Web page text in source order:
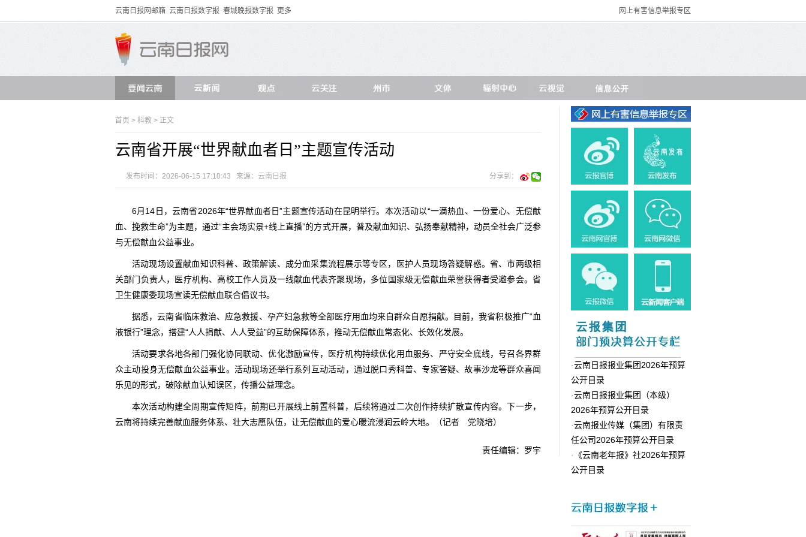
云南日报网邮箱 云南日报数字报 春城晚报数字报 更多 网上有害信息举报专区
首页 > 科教 > 正文
云南省开展“世界献血者日”主题宣传活动
发布时间：2026-06-15 17:10:43 来源： 云南日报 分享到：
6月14日，云南省2026年“世界献血者日”主题宣传活动在昆明举行。本次活动以“一滴热血、一份爱心、无偿献
血、挽救生命”为主题，通过“主会场实景+线上直播”的方式开展，普及献血知识、弘扬奉献精神，动员全社会广泛参
与无偿献血公益事业。
活动现场设置献血知识科普、政策解读、成分血采集流程展示等专区，医护人员现场答疑解惑。省、市两级相
关部门负责人，医疗机构、高校工作人员及一线献血代表齐聚现场，多位国家级无偿献血荣誉获得者受邀参会。省
卫生健康委现场宣读无偿献血联合倡议书。
据悉，云南省临床救治、应急救援、孕产妇急救等全部医疗用血均来自群众自愿捐献。目前，我省积极推广“血
液银行”理念，搭建“人人捐献、人人受益”的互助保障体系，推动无偿献血常态化、长效化发展。
活动要求各地各部门强化协同联动、优化激励宣传，医疗机构持续优化用血服务、严守安全底线，号召各界群
众主动投身无偿献血公益事业。活动现场还举行系列互动活动，通过脱口秀科普、专家答疑、故事沙龙等群众喜闻
乐见的形式，破除献血认知误区，传播公益理念。
本次活动构建全周期宣传矩阵，前期已开展线上前置科普，后续将通过二次创作持续扩散宣传内容。下一步，
云南将持续完善献血服务体系、壮大志愿队伍，让无偿献血的爱心暖流浸润云岭大地。（记者 党晓培）
责任编辑：罗宇
·云南日报报业集团2026年预算
公开目录
·云南日报报业集团（本级）
2026年预算公开目录
·云南报业传媒（集团）有限责
任公司2026年预算公开目录
· 《云南老年报》社2026年预算
公开目录